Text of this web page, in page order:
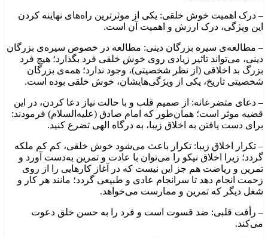
– درک اهمیت خوش خلقی: یکی از موثرترین راه‌های نهاینه کردن
این ویژگی، درک ارزش و اهمیت آن است.
– مطالعه‌ی سیره بزرگان دینی: مطالعه در خصوص سیره‌ی بزرگان
دینی، می‌تواند تاثیر زیادی روی خوش خلقی فرد بگذارد؛ هیچ فرد
بزرگ بد اخلاقی (از نظر شخصیتی)، وجود ندارد؛ همه‌ی بزرگان
شخصیتی تاریخ، یکی از ویژگی‌هایشان، خوش خلقی بوده است.
– دعای متضرعانه: از صمیم قلب و با حالت نیاز دعا کردن، در این
قضیه موثر است؛ همان‌طور که امام صادق (علیه‌السلام) فرمودند:
برای دست یافتن به اخلاق زیبا، به درگاه الهی تضرع کنید.
– تکرار اخلاق زیبا: تکرار باعث می‌شود خوش خلقی، کم کم ملکه
گردد؛ زیرا اخلاق نیکو را می‌توان با عادت و تمرین به‌دست آورد و
تمرین و ریاضت هم جز این نیست که در آغاز کارهایی را از روی
زحمت انجام دهد تا سرانجام عادی و طبیعی گردد؛ مانند هر کار و
شغل دیگر که تمرین و ممارست می‌خواهد.
– رأفت قلبی: ضد قسوت است و فرد را به حسن خلق دعوت
می‌کند.